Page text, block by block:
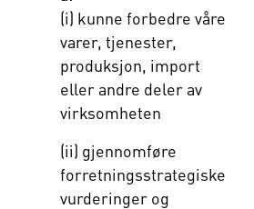
(i) kunne forbedre våre
varer, tjenester,
produksjon, import
eller andre deler av
virksomheten
(ii) gjennomføre
forretningsstrategiske
vurderinger og